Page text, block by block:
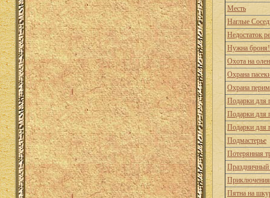
Месть
Наглые
Недостаток
Нужна броня!
Охота на
Охрана
Охрана
Подарки для
Подарки для
Подарки для
Подмастерье
Потерянная
Пятна на